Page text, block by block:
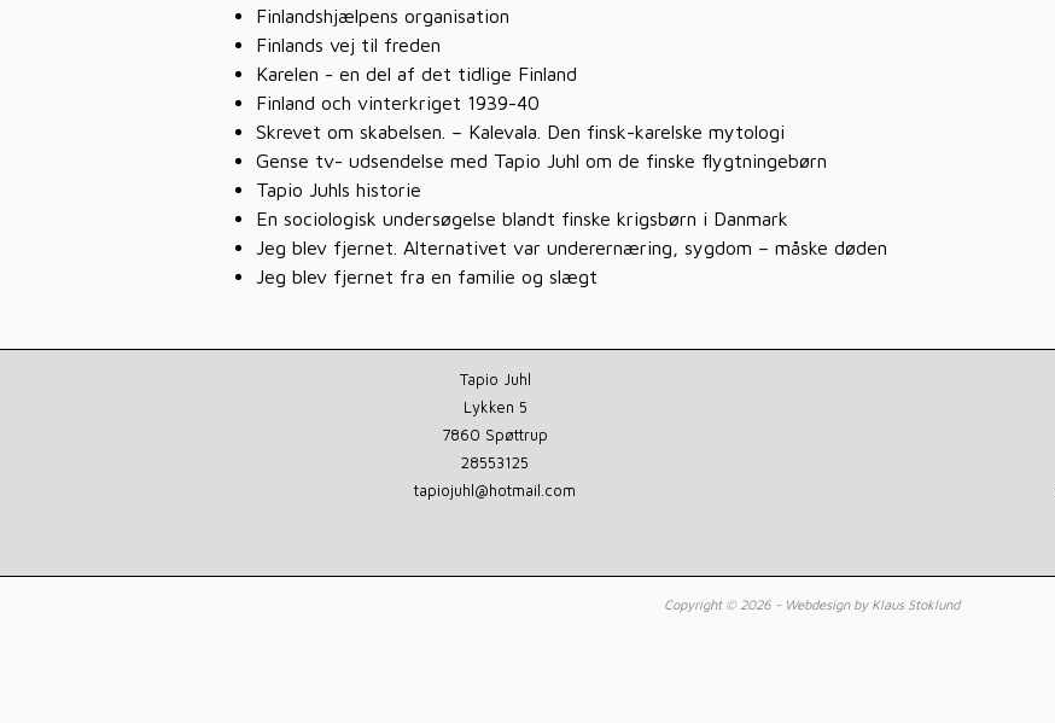
Finlandshjælpens organisation
Finlands vej til freden
Karelen - en del af det tidlige Finland
Finland och vinterkriget 1939-40
Skrevet om skabelsen. – Kalevala. Den finsk-karelske mytologi
Gense tv- udsendelse med Tapio Juhl om de finske flygtningebørn
Tapio Juhls historie
En sociologisk undersøgelse blandt finske krigsbørn i Danmark
Jeg blev fjernet. Alternativet var underernæring, sygdom – måske døden
Jeg blev fjernet fra en familie og slægt
Tapio Juhl
Lykken 5
7860 Spøttrup
28553125
tapiojuhl@hotmail.com
Copyright © 2026 - Webdesign by Klaus Stoklund